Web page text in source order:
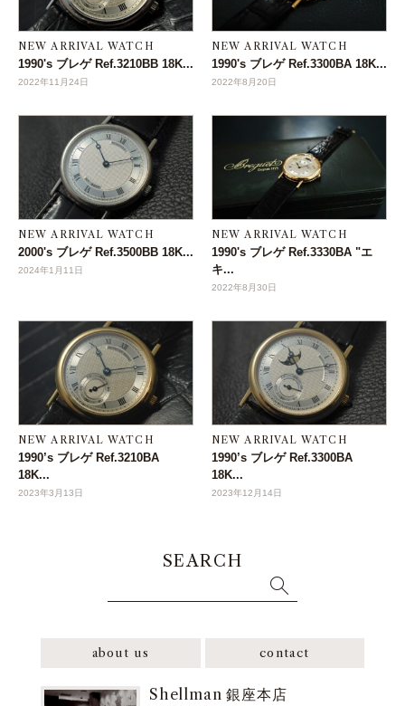
NEW ARRIVAL WATCH
1990's ブレゲ Ref.3210BB 18K...
2022年11月24日
NEW ARRIVAL WATCH
1990's ブレゲ Ref.3300BA 18K...
2022年8月20日
NEW ARRIVAL WATCH
2000's ブレゲ Ref.3500BB 18K...
2024年1月11日
NEW ARRIVAL WATCH
1990's ブレゲ Ref.3330BA "エ
キ...
2022年8月30日
NEW ARRIVAL WATCH
1990’s ブレゲ Ref.3210BA
18K...
2023年3月13日
NEW ARRIVAL WATCH
1990’s ブレゲ Ref.3300BA
18K...
2023年12月14日
SEARCH
about us contact
Shellman 銀座本店